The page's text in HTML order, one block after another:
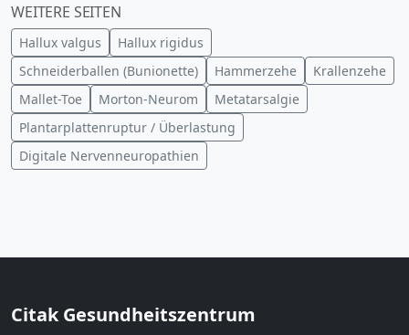
WEITERE SEITEN
Hallux valgus
Hallux rigidus
Schneiderballen (Bunionette)
Hammerzehe
Krallenzehe
Mallet-Toe
Morton-Neurom
Metatarsalgie
Plantarplattenruptur / Überlastung
Digitale Nervenneuropathien
Citak Gesundheitszentrum